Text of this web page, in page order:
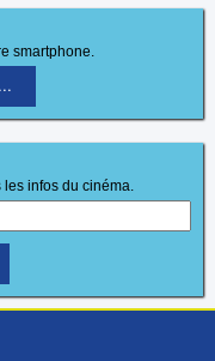
smartphone.
les infos du cinéma.